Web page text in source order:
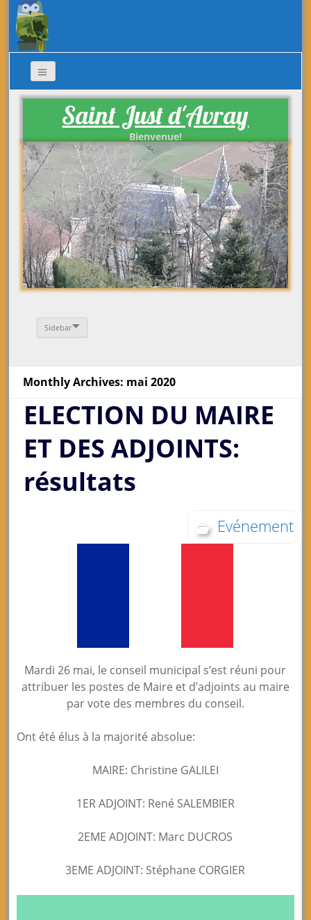
Saint Just d'Avray
Bienvenue!
Sidebar
Monthly Archives: mai 2020
ELECTION DU MAIRE
ET DES ADJOINTS:
résultats
Evénement
Mardi 26 mai, le conseil municipal s’est réuni pour
attribuer les postes de Maire et d’adjoints au maire
par vote des membres du conseil.
Ont été élus à la majorité absolue:
MAIRE: Christine GALILEI
1ER ADJOINT: René SALEMBIER
2EME ADJOINT: Marc DUCROS
3EME ADJOINT: Stéphane CORGIER